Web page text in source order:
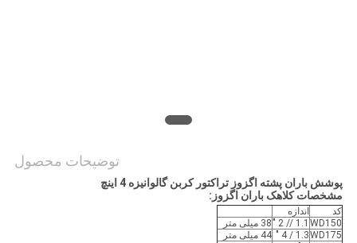
توضیحات محصول
پوشش باران پشته اگزوز تراکتور کربن گالوانیزه 4 اینچ
مشخصات کلاهک باران اگزوز:
کد
اندازه
WD150
1.1 // 2 "
38 میلی متر
WD175
1.3 / 4 "
44 میلی متر